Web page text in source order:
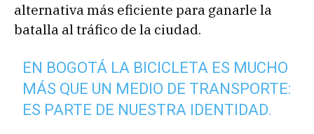
alternativa más eficiente para ganarle la
batalla al tráfico de la ciudad.
EN BOGOTÁ LA BICICLETA ES MUCHO
MÁS QUE UN MEDIO DE TRANSPORTE:
ES PARTE DE NUESTRA IDENTIDAD.